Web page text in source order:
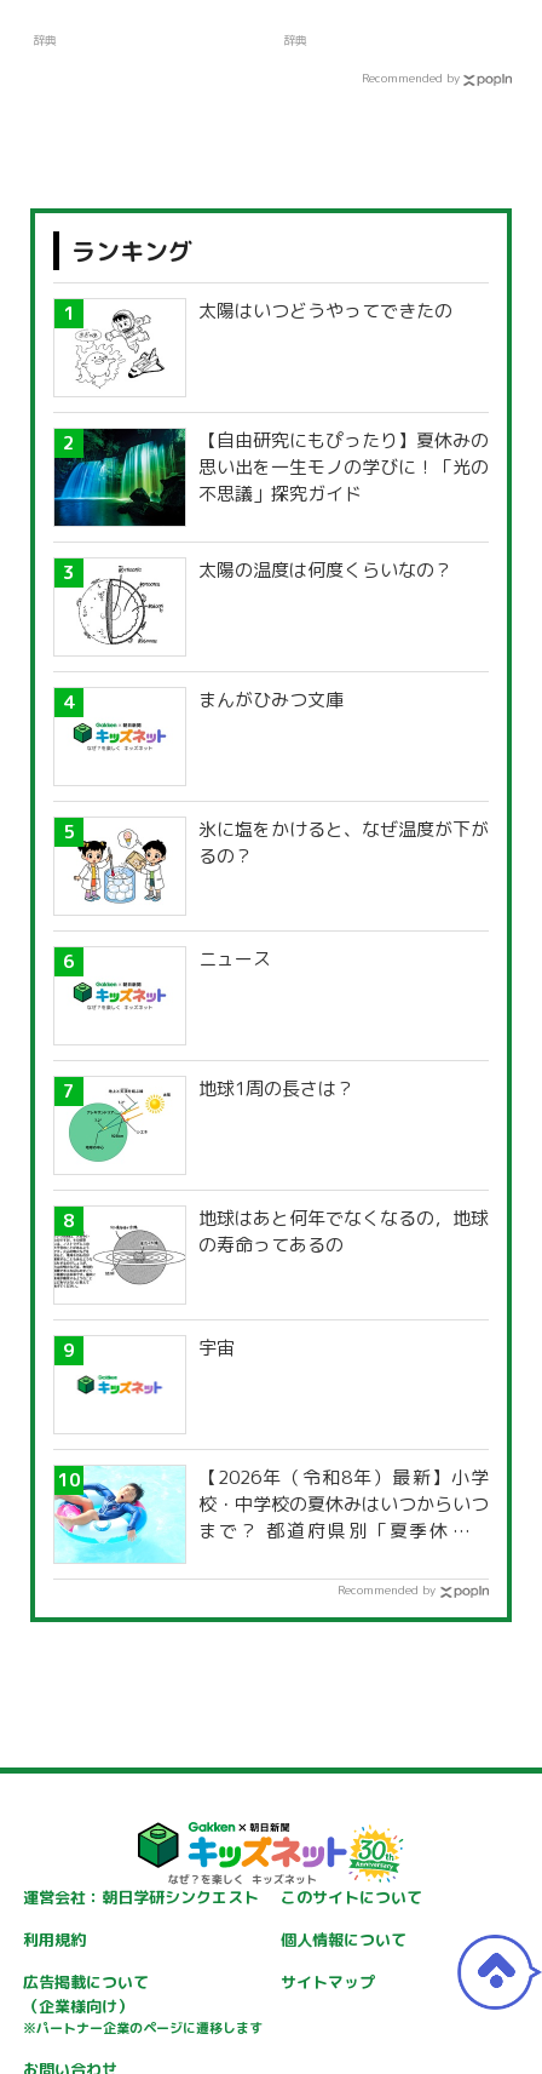
辞典 辞典
Recommended by
ランキング
太陽はいつどうやってできたの
【自由研究にもぴったり】夏休みの
思い出を一生モノの学びに！「光の
不思議」探究ガイド
太陽の温度は何度くらいなの？
まんがひみつ文庫
氷に塩をかけると、なぜ温度が下が
るの？
ニュース
地球1周の長さは？
地球はあと何年でなくなるの，地球
の寿命ってあるの
宇宙
【2026年（令和8年）最新】小学
校・中学校の夏休みはいつからいつ
まで？ 都道府県別「夏季休暇一
Recommended by
運営会社：朝日学研シンクエスト
このサイトについて
利用規約
個人情報について
広告掲載について
（企業様向け）
※パートナー企業のページに遷移します
サイトマップ
お問い合わせ